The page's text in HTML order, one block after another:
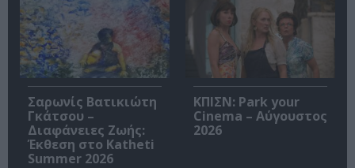
Σαρωνίς Βατικιώτη
Γκάτσου –
Διαφάνειες Ζωής:
Έκθεση στο Katheti
Summer 2026
ΚΠΙΣΝ: Park your
Cinema – Αύγουστος
2026